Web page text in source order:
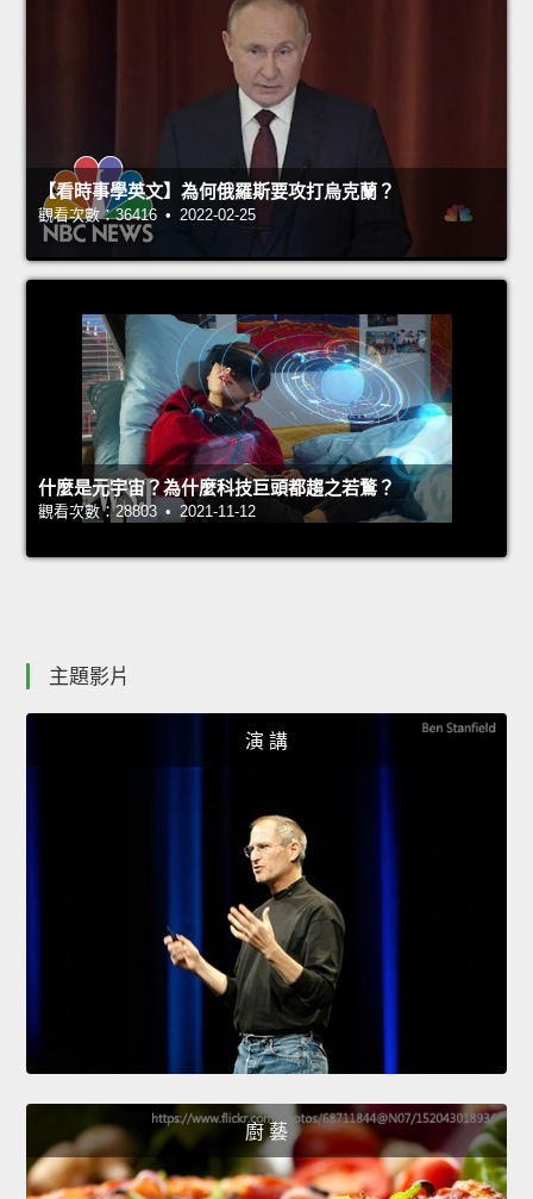
【看時事學英文】為何俄羅斯要攻打烏克蘭？
觀看次數：36416 • 2022-02-25
什麼是元宇宙？為什麼科技巨頭都趨之若鶩？
觀看次數：28803 • 2021-11-12
主題影片
演 講
廚 藝